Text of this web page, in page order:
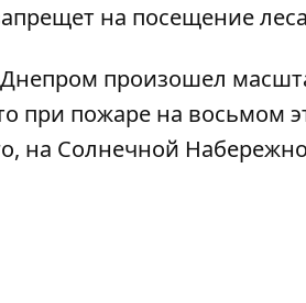
на посещение
произошел
при пожаре на восьмом
на Солнечной